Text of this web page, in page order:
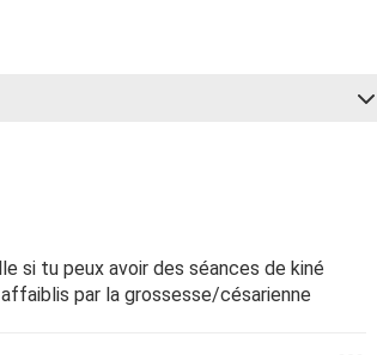
si tu peux avoir des séances de kiné
par la grossesse/césarienne